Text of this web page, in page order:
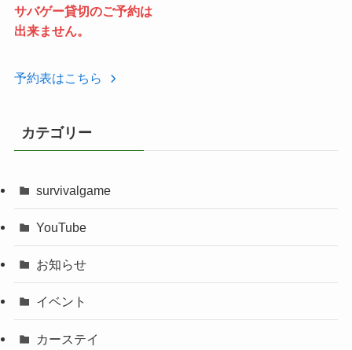
サバゲー貸切のご予約は
出来ません。
予約表はこちら
カテゴリー
survivalgame
YouTube
お知らせ
イベント
カーステイ